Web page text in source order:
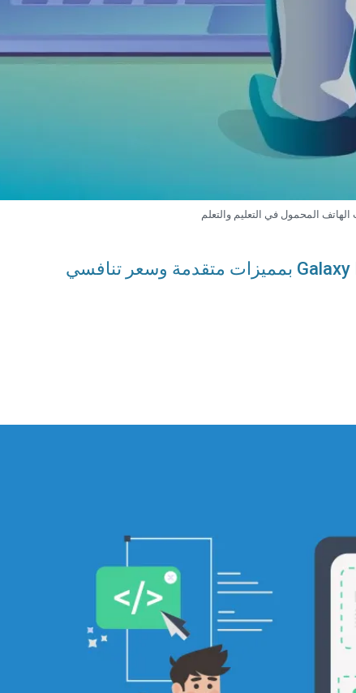
الهاتف المحمول في التعليم والتعلم